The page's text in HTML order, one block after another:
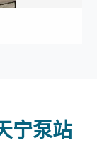
宁泵站